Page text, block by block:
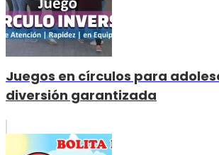
Juegos en círculos para
diversión garantizada